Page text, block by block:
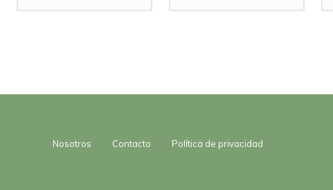
Nosotros Contacto
Política de privacidad